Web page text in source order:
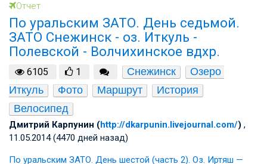
Отчет
По уральским ЗАТО. День седьмой.
ЗАТО Снежинск - оз. Иткуль -
Полевской - Волчихинское вдхр.
6105 1 Снежинск
Озеро
Иткуль
Фото Маршрут
История
Велосипед
Дмитрий Карпунин (http://dkarpunin.livejournal.com/) ,
11.05.2014 (4470 дней назад)
По уральским ЗАТО. День шестой (часть 2). Оз. Иртяш —